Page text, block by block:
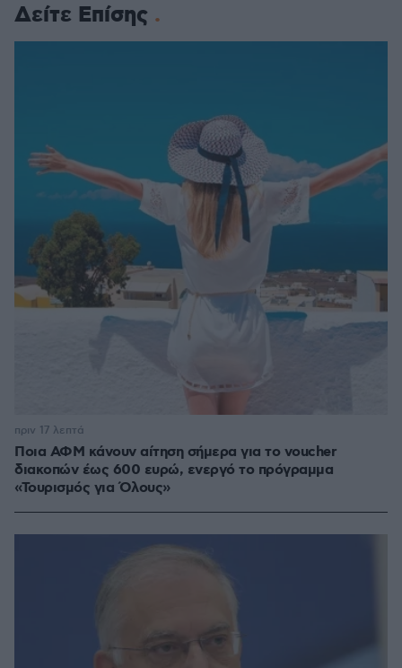
Δείτε Επίσης
Ποια ΑΦΜ κάνουν αίτηση σήμερα για το voucher
διακοπών έως 600 ευρώ, ενεργό το πρόγραμμα
«Τουρισμός για Όλους»
πριν 17 λεπτά